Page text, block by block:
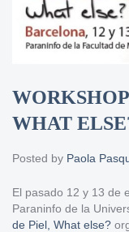
WHAT
Posted by Paola
El pasado 12 y 13 de
Paraninfo de la
de Piel, What else?